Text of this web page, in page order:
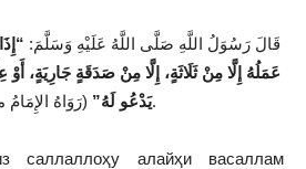
قَالَ رَسُوَلُ اللَّهِ صَلَّى اللَّهُ عَلَيْهِ وَسَلَّمَ:
عَمَلُهُ إِلَّا مِنْ ثَلَاثَةٍ، إِلَّا مِنْ صَدَقَةٍ جَارِيَةٍ، أَوْ
يَدْعُو لَهُ”(رَوَاهُ الإِمَامُ مسلم).
саллаллоҳу алайҳи васаллам